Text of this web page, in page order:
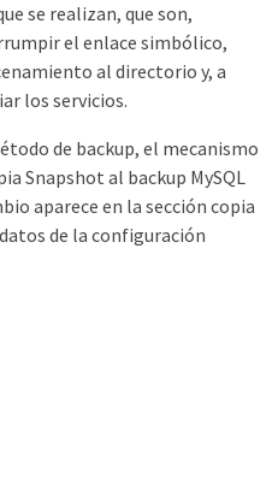
se realizan, que son,
el enlace simbólico,
al directorio y, a
los servicios.
de backup, el mecanismo
Snapshot al backup MySQL
aparece en la sección copia
de la configuración